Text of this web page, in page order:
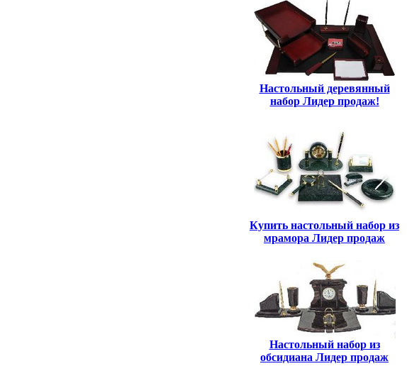
Настольный деревянный
набор Лидер продаж!
Купить настольный набор из
мрамора Лидер продаж
Настольный набор из
обсидиана Лидер продаж